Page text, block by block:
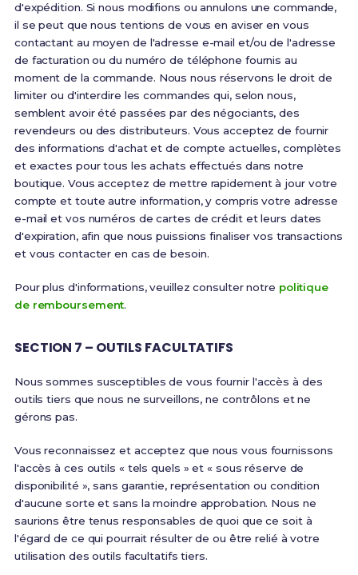
d'expédition. Si nous modifions ou annulons une commande,
il se peut que nous tentions de vous en aviser en vous
contactant au moyen de l'adresse e-mail et/ou de l'adresse
de facturation ou du numéro de téléphone fournis au
moment de la commande. Nous nous réservons le droit de
limiter ou d'interdire les commandes qui, selon nous,
semblent avoir été passées par des négociants, des
revendeurs ou des distributeurs. Vous acceptez de fournir
des informations d'achat et de compte actuelles, complètes
et exactes pour tous les achats effectués dans notre
boutique. Vous acceptez de mettre rapidement à jour votre
compte et toute autre information, y compris votre adresse
e-mail et vos numéros de cartes de crédit et leurs dates
d'expiration, afin que nous puissions finaliser vos transactions
et vous contacter en cas de besoin.
Pour plus d'informations, veuillez consulter notre politique
de remboursement.
SECTION 7 – OUTILS FACULTATIFS
Nous sommes susceptibles de vous fournir l'accès à des
outils tiers que nous ne surveillons, ne contrôlons et ne
gérons pas.
Vous reconnaissez et acceptez que nous vous fournissons
l'accès à ces outils « tels quels » et « sous réserve de
disponibilité », sans garantie, représentation ou condition
d'aucune sorte et sans la moindre approbation. Nous ne
saurions être tenus responsables de quoi que ce soit à
l'égard de ce qui pourrait résulter de ou être relié à votre
utilisation des outils facultatifs tiers.